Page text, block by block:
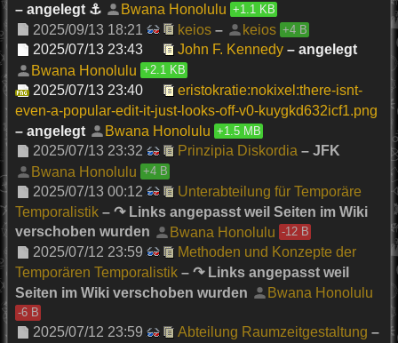
– angelegt ⚓
Bwana Honolulu +1.1 KB
2025/09/13 18:21 keios – keios +4 B
2025/07/13 23:43 John F. Kennedy – angelegt
Bwana Honolulu +2.1 KB
2025/07/13 23:40
eristokratie:nokixel:there-isnt-
even-a-popular-edit-it-just-looks-off-v0-kuygkd632icf1.png
– angelegt
Bwana Honolulu +1.5 MB
2025/07/13 23:32 Prinzipia Diskordia – JFK
Bwana Honolulu +4 B
2025/07/13 00:12
Unterabteilung für Temporäre
Temporalistik – ↷ Links angepasst weil Seiten im Wiki
verschoben wurden
Bwana Honolulu -12 B
2025/07/12 23:59
Methoden und Konzepte der
Temporären Temporalistik – ↷ Links angepasst weil
Seiten im Wiki verschoben wurden
Bwana Honolulu
-6 B
2025/07/12 23:59 Abteilung Raumzeitgestaltung –